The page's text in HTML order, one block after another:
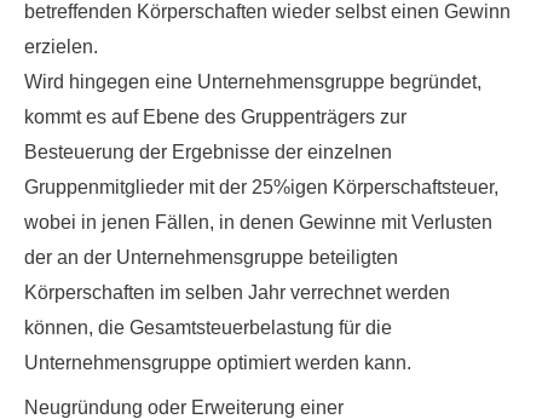
betreffenden Körperschaften wieder selbst einen Gewinn
erzielen.
Wird hingegen eine Unternehmensgruppe begründet,
kommt es auf Ebene des Gruppenträgers zur
Besteuerung der Ergebnisse der einzelnen
Gruppenmitglieder mit der 25%igen Körperschaftsteuer,
wobei in jenen Fällen, in denen Gewinne mit Verlusten
der an der Unternehmensgruppe beteiligten
Körperschaften im selben Jahr verrechnet werden
können, die Gesamtsteuerbelastung für die
Unternehmensgruppe optimiert werden kann.
Neugründung oder Erweiterung einer